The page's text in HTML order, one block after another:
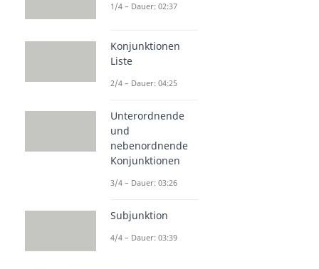
1/4 – Dauer: 02:37
Konjunktionen
Liste
2/4 – Dauer: 04:25
Unterordnende
und
nebenordnende
Konjunktionen
3/4 – Dauer: 03:26
Subjunktion
4/4 – Dauer: 03:39